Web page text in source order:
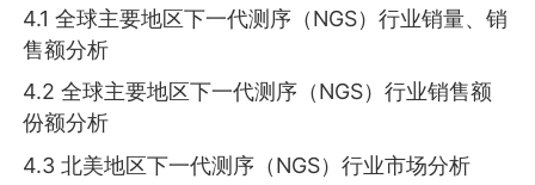
4.1 全球主要地区下一代测序（NGS）行业销量、销
售额分析
4.2 全球主要地区下一代测序（NGS）行业销售额
份额分析
4.3 北美地区下一代测序（NGS）行业市场分析